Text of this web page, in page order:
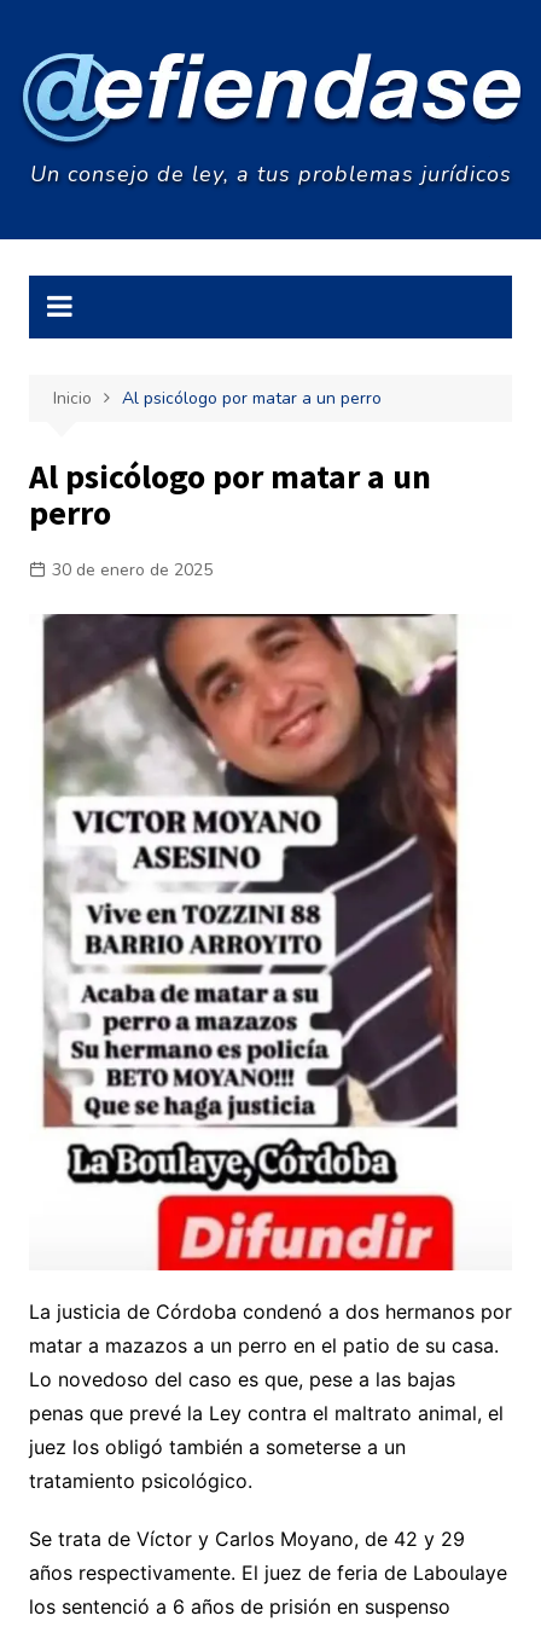
contenido
Un consejo de ley, a tus problemas jurídicos
Inicio Al psicólogo por matar a un perro
Al psicólogo por matar a un
perro
30 de enero de 2025
La justicia de Córdoba condenó a dos hermanos por
matar a mazazos a un perro en el patio de su casa.
Lo novedoso del caso es que, pese a las bajas
penas que prevé la Ley contra el maltrato animal, el
juez los obligó también a someterse a un
tratamiento psicológico.
Se trata de Víctor y Carlos Moyano, de 42 y 29
años respectivamente. El juez de feria de Laboulaye
los sentenció a 6 años de prisión en suspenso